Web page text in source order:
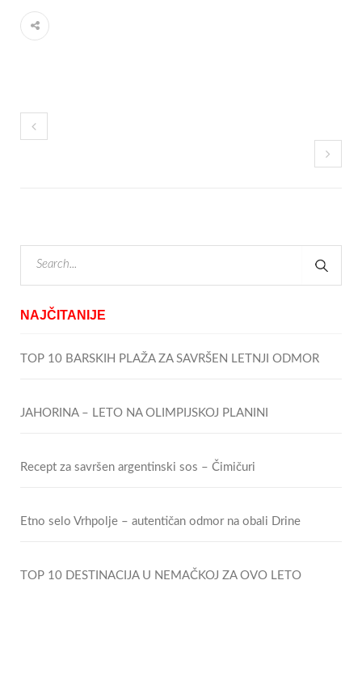
NAJČITANIJE
TOP 10 BARSKIH PLAŽA ZA SAVRŠEN LETNJI ODMOR
JAHORINA – LETO NA OLIMPIJSKOJ PLANINI
Recept za savršen argentinski sos – Čimičuri
Etno selo Vrhpolje – autentičan odmor na obali Drine
TOP 10 DESTINACIJA U NEMAČKOJ ZA OVO LETO